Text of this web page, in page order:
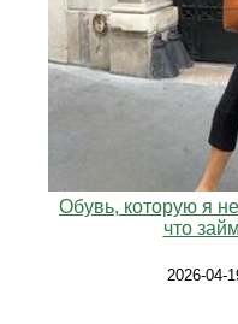
Обувь, которую я
что
2026-04-